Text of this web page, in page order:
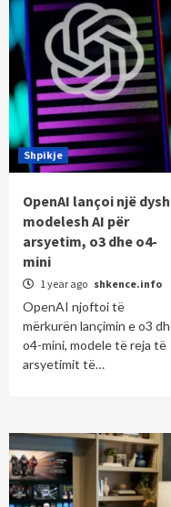
Shpikje
OpenAI lançoi një
modelesh AI për
arsyetim, o3 dhe o4-
mini
1 year ago shkence.info
OpenAI njoftoi të
mërkurën lançimin e o3
o4-mini, modele të reja të
arsyetimit të…